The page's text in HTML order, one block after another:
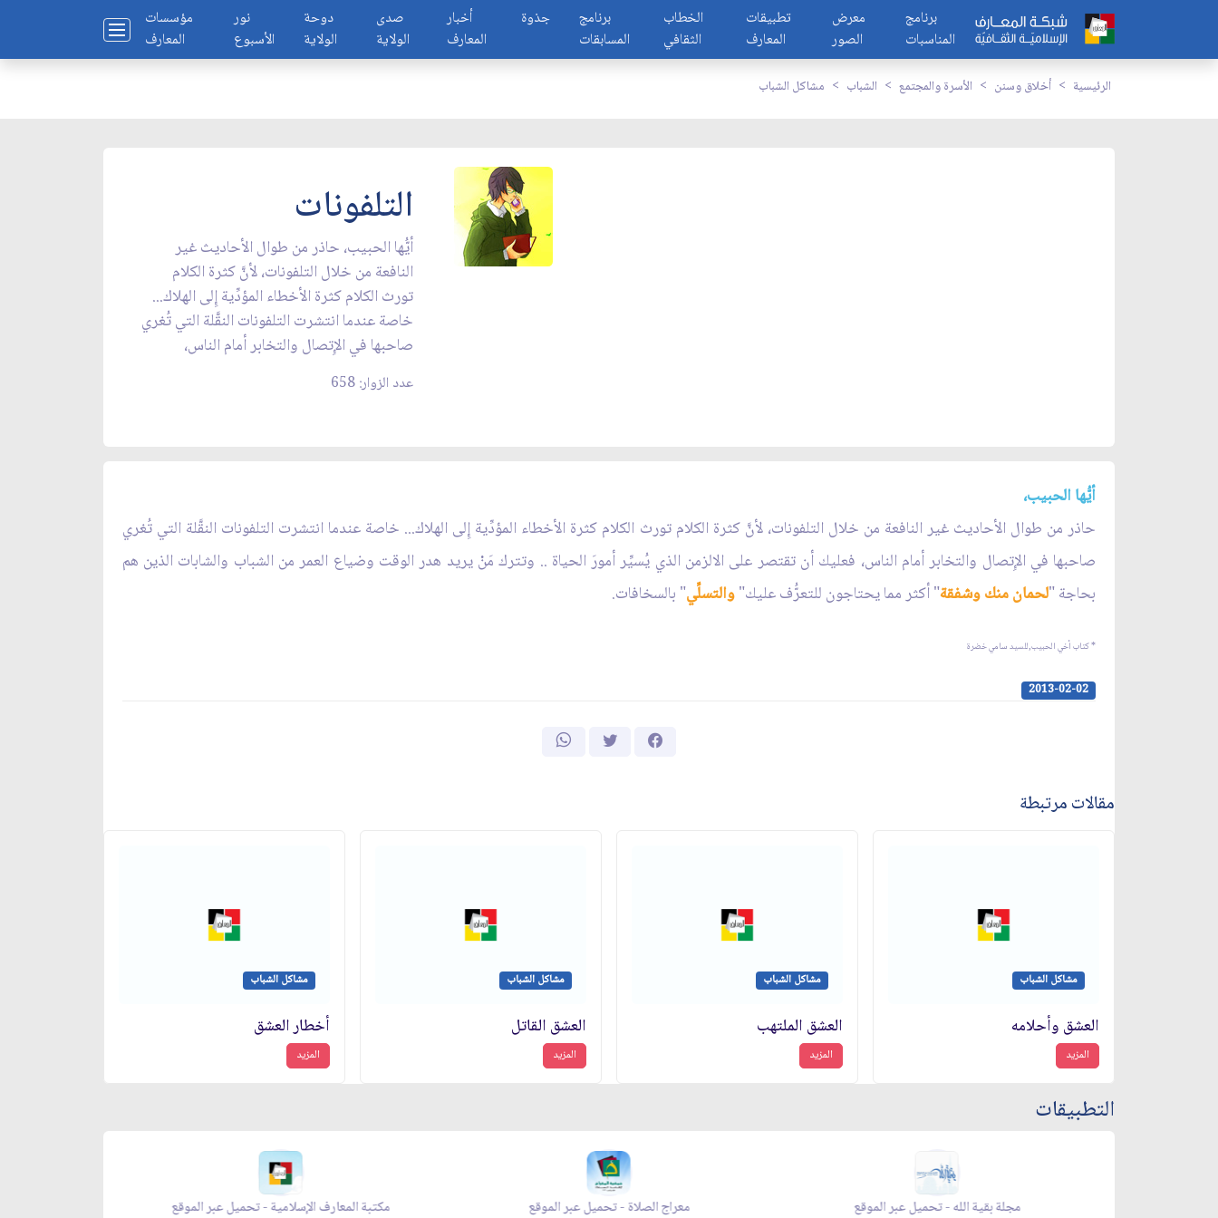
مؤسسات
المعارف
نور
الأسبوع
دوحة
الولاية
صدى
الولاية
أخبار
المعارف
جذوة
برنامج
المسابقات
الخطاب
الثقافي
تطبيقات
المعارف
معرض
الصور
برنامج
المناسبات
الرئيسية أخلاق وسنن الأسرة والمجتمع الشباب مشاكل الشباب
التلفونات
أيُّها الحبيب، حاذر من طوال الأحاديث غير
النافعة من خلال التلفونات، لأنَّ كثرة الكلام
تورث الكلام كثرة الأخطاء المؤدِّية إِلى الهلاك...
خاصة عندما انتشرت التلفونات النقَّلة التي تُغري
صاحبها في الإِتصال والتخابر أمام الناس،
عدد الزوار: 658
أيُّها الحبيب،
حاذر من طوال الأحاديث غير النافعة من خلال التلفونات، لأنَّ كثرة الكلام تورث الكلام كثرة الأخطاء المؤدِّية إِلى الهلاك... خاصة عندما انتشرت التلفونات النقَّلة التي تُغري
صاحبها في الإِتصال والتخابر أمام الناس، فعليك أن تقتصر على الالزمن الذي يُسيِّر أمورَ الحياة .. وتترك مَنْ يريد هدر الوقت وضياع العمر من الشباب والشابات الذين هم
بحاجة "لحمان منك وشفقة" أكثر مما يحتاجون للتعرُّف عليك"والتسلِّي" بالسخافات.
* كتاب أخي الحبيب,للسيد سامي خضرة
2013-02-02
مقالات مرتبطة
مشاكل الشباب
العشق وأحلامه
المزيد
مشاكل الشباب
العشق الملتهب
المزيد
مشاكل الشباب
العشق القاتل
المزيد
مشاكل الشباب
أخطار العشق
المزيد
التطبيقات
مكتبة المعارف الإسلامية - تحميل عبر الموقع معراج الصلاة - تحميل عبر الموقع مجلة بقية الله - تحميل عبر الموقع